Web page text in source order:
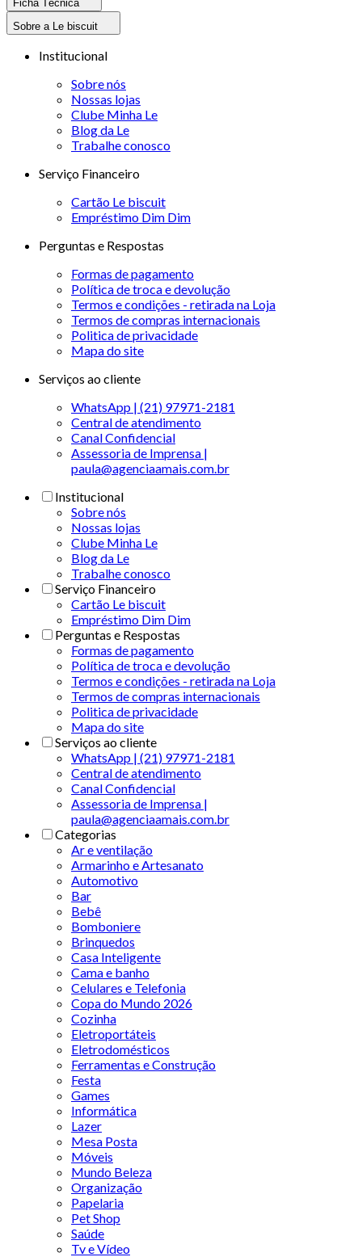
Ficha Técnica
Sobre a Le biscuit
Institucional
Sobre nós
Nossas lojas
Clube Minha Le
Blog da Le
Trabalhe conosco
Serviço Financeiro
Cartão Le biscuit
Empréstimo Dim Dim
Perguntas e Respostas
Formas de pagamento
Política de troca e devolução
Termos e condições - retirada na Loja
Termos de compras internacionais
Politica de privacidade
Mapa do site
Serviços ao cliente
WhatsApp | (21) 97971-2181
Central de atendimento
Canal Confidencial
Assessoria de Imprensa |
paula@agenciaamais.com.br
Institucional
Sobre nós
Nossas lojas
Clube Minha Le
Blog da Le
Trabalhe conosco
Serviço Financeiro
Cartão Le biscuit
Empréstimo Dim Dim
Perguntas e Respostas
Formas de pagamento
Política de troca e devolução
Termos e condições - retirada na Loja
Termos de compras internacionais
Politica de privacidade
Mapa do site
Serviços ao cliente
WhatsApp | (21) 97971-2181
Central de atendimento
Canal Confidencial
Assessoria de Imprensa |
paula@agenciaamais.com.br
Categorias
Ar e ventilação
Armarinho e Artesanato
Automotivo
Bar
Bebê
Bomboniere
Brinquedos
Casa Inteligente
Cama e banho
Celulares e Telefonia
Copa do Mundo 2026
Cozinha
Eletroportáteis
Eletrodomésticos
Ferramentas e Construção
Festa
Games
Informática
Lazer
Mesa Posta
Móveis
Mundo Beleza
Organização
Papelaria
Pet Shop
Saúde
Tv e Vídeo